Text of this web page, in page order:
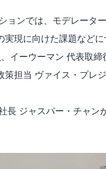
ョンでは、モデレータ
実現に向けた課題など
イーウーマン 代表取
策担当 ヴァイス・プレ
長 ジャスパー・チャ